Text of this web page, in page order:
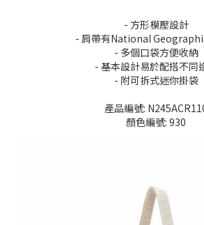
- 方形模壓設計
- 肩帶有National
- 多個口袋方便收納
- 基本設計易於配搭不同
- 附可拆式迷你掛袋
產品編號:
顏色編號: 930